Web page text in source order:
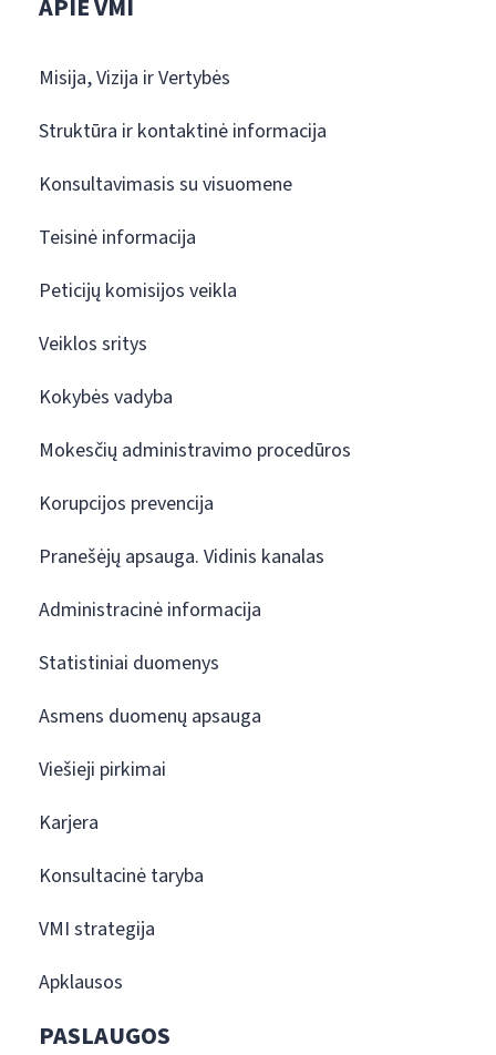
APIE VMI
Misija, Vizija ir Vertybės
Struktūra ir kontaktinė informacija
Konsultavimasis su visuomene
Teisinė informacija
Peticijų komisijos veikla
Veiklos sritys
Kokybės vadyba
Mokesčių administravimo procedūros
Korupcijos prevencija
Pranešėjų apsauga. Vidinis kanalas
Administracinė informacija
Statistiniai duomenys
Asmens duomenų apsauga
Viešieji pirkimai
Karjera
Konsultacinė taryba
VMI strategija
Apklausos
PASLAUGOS